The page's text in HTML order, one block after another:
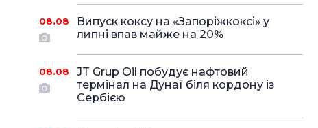
08.08
Випуск коксу на «Запоріжкоксі» у
липні впав майже на 20%
08.08
JT Grup Oil побудує нафтовий
термінал на Дунаї біля кордону із
Сербією